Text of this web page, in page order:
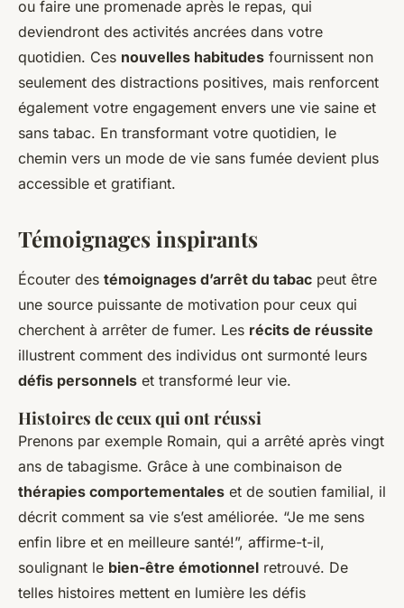
ou faire une promenade après le repas, qui
deviendront des activités ancrées dans votre
quotidien. Ces nouvelles habitudes fournissent non
seulement des distractions positives, mais renforcent
également votre engagement envers une vie saine et
sans tabac. En transformant votre quotidien, le
chemin vers un mode de vie sans fumée devient plus
accessible et gratifiant.
Témoignages inspirants
Écouter des témoignages d’arrêt du tabac peut être
une source puissante de motivation pour ceux qui
cherchent à arrêter de fumer. Les récits de réussite
illustrent comment des individus ont surmonté leurs
défis personnels et transformé leur vie.
Histoires de ceux qui ont réussi
Prenons par exemple Romain, qui a arrêté après vingt
ans de tabagisme. Grâce à une combinaison de
thérapies comportementales et de soutien familial, il
décrit comment sa vie s’est améliorée. “Je me sens
enfin libre et en meilleure santé!”, affirme-t-il,
soulignant le bien-être émotionnel retrouvé. De
telles histoires mettent en lumière les défis